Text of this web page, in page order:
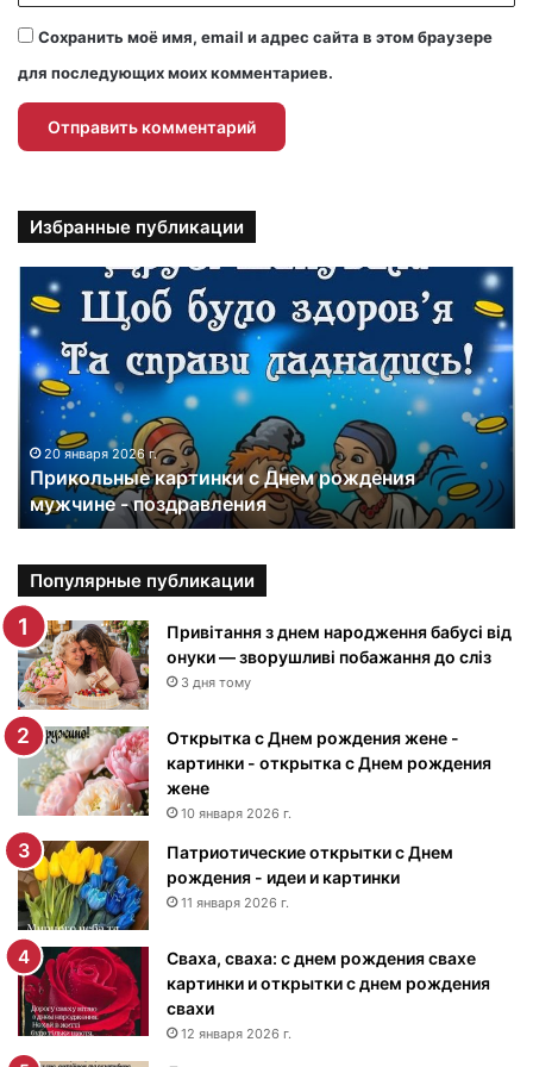
Сохранить моё имя, email и адрес сайта в этом браузере
для последующих моих комментариев.
Избранные публикации
и
к
о
к
т
и
н
к
и
с
Д
н
м
р
о
ж
д
е
н
и
я
м
20 января 2026 г.
Прикольные картинки с Днем рождения
мужчине - поздравления
Популярные публикации
Привітання з днем народження бабусі від
онуки — зворушливі побажання до сліз
3 дня тому
Открытка с Днем рождения жене -
картинки - открытка с Днем рождения
жене
10 января 2026 г.
Патриотические открытки с Днем
рождения - идеи и картинки
11 января 2026 г.
Сваха, сваха: с днем рождения свахе
картинки и открытки с днем рождения
свахи
12 января 2026 г.